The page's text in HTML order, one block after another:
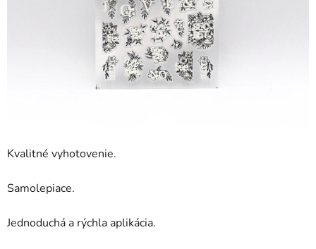
Kvalitné vyhotovenie.
Samolepiace.
Jednoduchá a rýchla aplikácia.